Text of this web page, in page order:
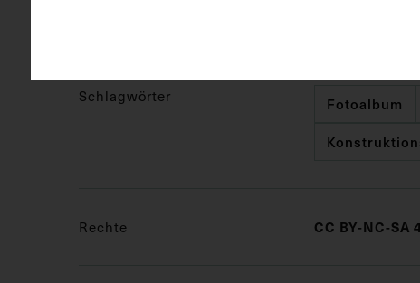
Schlagwörter Fotoalbum
Rechte CC BY-NC-SA